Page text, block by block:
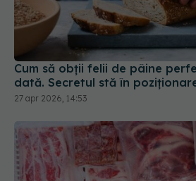
Cum să obții felii de pâine
dată. Secretul stă în
27 apr 2026, 14:53